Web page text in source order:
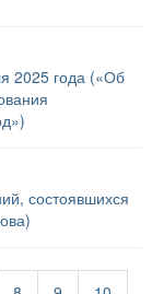
2025 года («Об
состоявшихся